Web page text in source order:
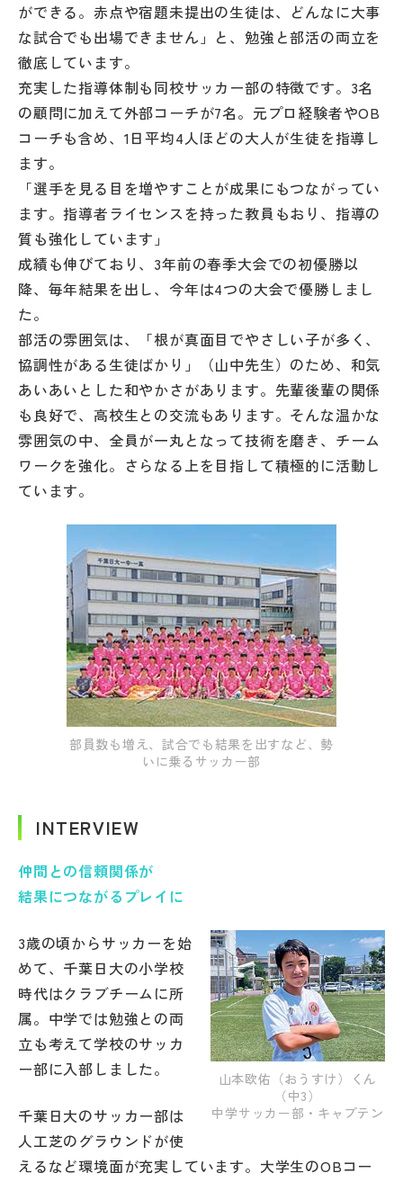
お問い合わせ
個人情報保護方針
サイトマップ
運営会社
ができる。赤点や宿題未提出の生徒は、どんなに大事
な試合でも出場できません」と、勉強と部活の両立を
徹底しています。
充実した指導体制も同校サッカー部の特徴です。3名
の顧問に加えて外部コーチが7名。元プロ経験者やOB
コーチも含め、1日平均4人ほどの大人が生徒を指導し
ます。
「選手を見る目を増やすことが成果にもつながってい
ます。指導者ライセンスを持った教員もおり、指導の
質も強化しています」
成績も伸びており、3年前の春季大会での初優勝以
降、毎年結果を出し、今年は4つの大会で優勝しまし
た。
部活の雰囲気は、「根が真面目でやさしい子が多く、
協調性がある生徒ばかり」（山中先生）のため、和気
あいあいとした和やかさがあります。先輩後輩の関係
も良好で、高校生との交流もあります。そんな温かな
雰囲気の中、全員が一丸となって技術を磨き、チーム
ワークを強化。さらなる上を目指して積極的に活動し
ています。
部員数も増え、試合でも結果を出すなど、勢
いに乗るサッカー部
INTERVIEW
仲間との信頼関係が
結果につながるプレイに
山本欧佑（おうすけ）くん
（中3）
中学サッカー部・キャプテン
3歳の頃からサッカーを始
めて、千葉日大の小学校
時代はクラブチームに所
属。中学では勉強との両
立も考えて学校のサッカ
ー部に入部しました。
千葉日大のサッカー部は
人工芝のグラウンドが使
えるなど環境面が充実しています。大学生のOBコー